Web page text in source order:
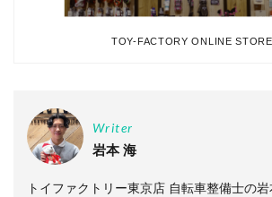
TOY-FACTORY ONLINE STORE
Writer
岩本 海
トイファクトリー東京店 自転車整備士の岩